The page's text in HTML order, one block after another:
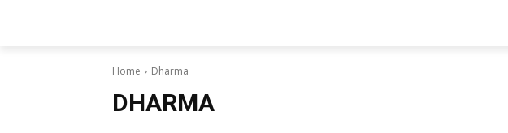
Home Dharma
DHARMA